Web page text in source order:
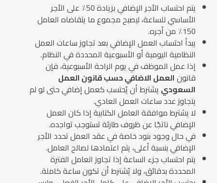
يتم احتساب الأجر الإضافي بزيادة 50٪ على الأجر
الأساسي للساعة، ليصبح مجموع ما يتقاضاه العامل
150٪ من أجره.
يبدأ احتساب العمل الإضافي بعد تجاوز ساعات العمل
النظامية اليومية أو الأسبوعية المحددة في النظام.
إذا عمل الموظف في يوم الراحة الأسبوعية، فإن
قانونالعمل الاضافي حسب قانون العمل
السعودي يشترط أن يُحتسب كعمل إضافي حتى لو لم
يتجاوز عدد ساعات العمل العادي.
لا يشترط موافقة العامل الكتابية إذا كان العمل
الإضافي ناتجًا عن ظروف طارئة تستوجب تواجده.
في حال وجود بنود خاصة في عقد العمل تحدد الأجر
الإضافي بنسبة أعلى، يتم اعتمادها لصالح العامل.
يتم احتساب جزء الساعة إذا تجاوز العامل الفترة
المحددة بدقائق، ولا يُشترط أن تكون ساعة كاملة.